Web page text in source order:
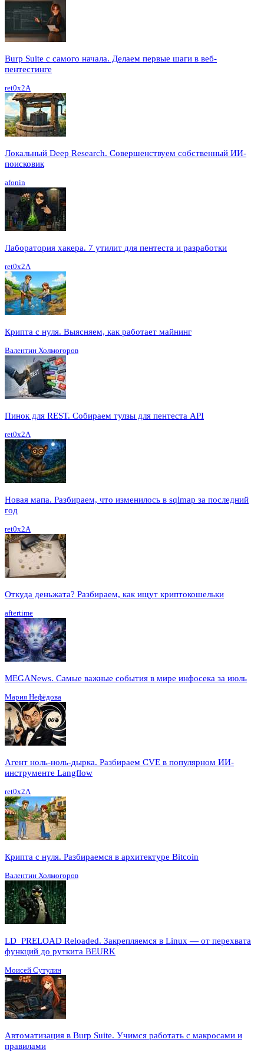
Burp Suite с самого начала. Делаем первые шаги в веб-
пентестинге
ret0x2A
Локальный Deep Research. Совершенствуем собственный ИИ-
поисковик
afonin
Лаборатория хакера. 7 утилит для пентеста и разработки
ret0x2A
Крипта с нуля. Выясняем, как работает майнинг
Валентин Холмогоров
Пинок для REST. Собираем тулзы для пентеста API
ret0x2A
Новая мапа. Разбираем, что изменилось в sqlmap за последний
год
ret0x2A
Откуда деньжата? Разбираем, как ищут криптокошельки
aftertime
MEGANews. Cамые важные события в мире инфосека за июль
Мария Нефёдова
Агент ноль-ноль-дырка. Разбираем CVE в популярном ИИ-
инструменте Langflow
ret0x2A
Крипта с нуля. Разбираемся в архитектуре Bitcoin
Валентин Холмогоров
LD_PRELOAD Reloaded. Закрепляемся в Linux — от перехвата
функций до руткита BEURK
Моисей Сутулин
Автоматизация в Burp Suite. Учимся работать с макросами и
правилами